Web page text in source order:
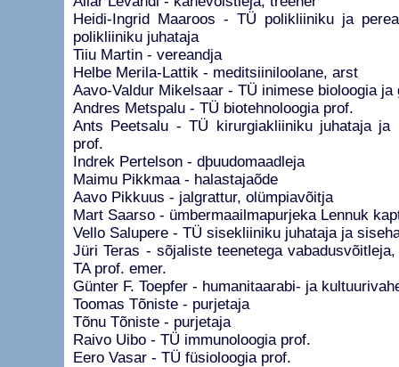
Heidi-Ingrid Maaroos - TÜ polikliiniku ja
polikliiniku juhataja
Tiiu Martin - vereandja
Helbe Merila-Lattik - meditsiiniloolane, arst
Aavo-Valdur Mikelsaar - TÜ inimese bioloogia ja
Andres Metspalu - TÜ biotehnoloogia prof.
Ants Peetsalu - TÜ kirurgiakliiniku juhataja ja
prof.
Indrek Pertelson - dþuudomaadleja
Maimu Pikkmaa - halastajaõde
Aavo Pikkuus - jalgrattur, olümpiavõitja
Mart Saarso - ümbermaailmapurjeka Lennuk
Vello Salupere - TÜ sisekliiniku juhataja ja
Jüri Teras - sõjaliste teenetega
TA prof. emer.
Günter F. Toepfer - humanitaarabi- ja
Toomas Tõniste - purjetaja
Tõnu Tõniste - purjetaja
Raivo Uibo - TÜ immunoloogia prof.
Eero Vasar - TÜ füsioloogia prof.